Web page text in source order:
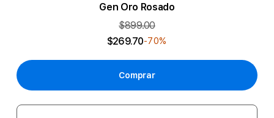
Gen Oro Rosado
$899.00
$269.70-70%
Comprar